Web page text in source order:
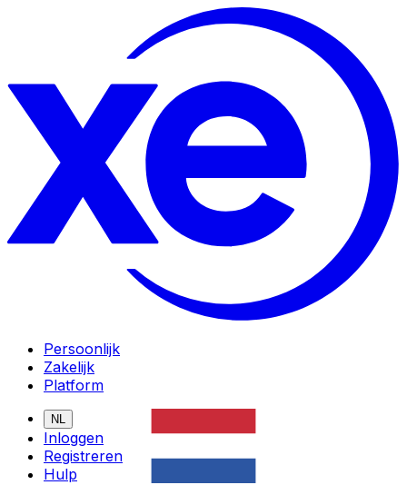
Persoonlijk
Zakelijk
Platform
NL
Inloggen
Registreren
Hulp